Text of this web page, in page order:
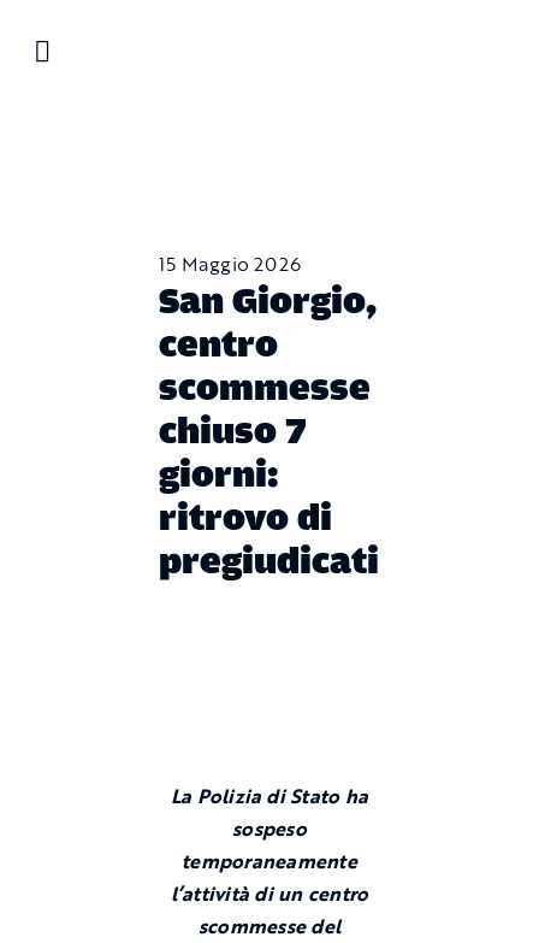
15 Maggio 2026
San Giorgio,
centro
scommesse
chiuso 7
giorni:
ritrovo di
pregiudicati
La Polizia di Stato ha
sospeso
temporaneamente
l’attività di un centro
scommesse del